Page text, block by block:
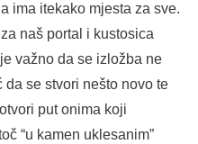
ima itekako mjesta za sve.
naš portal i kustosica
važno da se izložba ne
se stvori nešto novo te
put onima koji
“u kamen uklesanim”